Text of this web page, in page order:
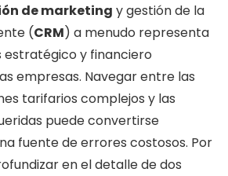
de marketing y gestión de la
(CRM) a menudo representa
y financiero
empresas. Navegar entre las
tarifarios complejos y las
puede convertirse
fuente de errores costosos. Por
en el detalle de dos